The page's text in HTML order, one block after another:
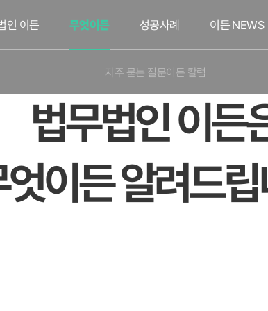
인 이든 무엇이든
자주 묻는 질문이든 칼럼
성공사례 이든 NEWS
법무법인 이든
이든 알려드